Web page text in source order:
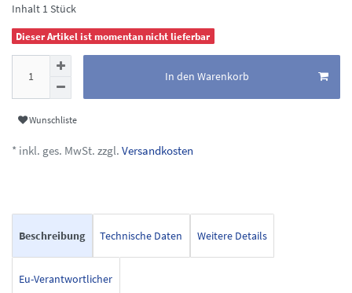
Inhalt 1 Stück
Dieser Artikel ist momentan nicht lieferbar
In den Warenkorb
Wunschliste
* inkl. ges. MwSt. zzgl. Versandkosten
Beschreibung Technische Daten Weitere Details
Eu-Verantwortlicher